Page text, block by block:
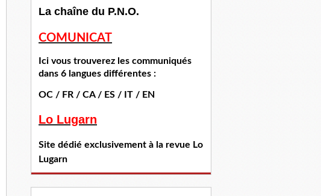
La chaîne du P.N.O.
COMUNICAT
Ici vous trouverez les communiqués
dans 6 langues différentes :
OC / FR / CA / ES / IT / EN
Lo Lugarn
Site dédié exclusivement à la revue Lo
Lugarn